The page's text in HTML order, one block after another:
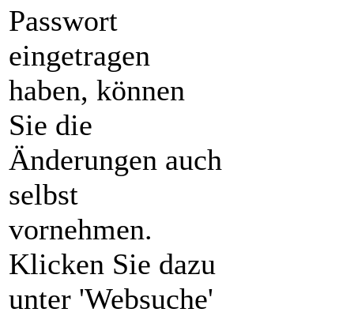
Passwort
eingetragen
haben, können
Sie die
Änderungen auch
selbst
vornehmen.
Klicken Sie dazu
unter 'Websuche'